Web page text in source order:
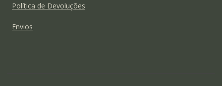
Política de Devoluções
Envios